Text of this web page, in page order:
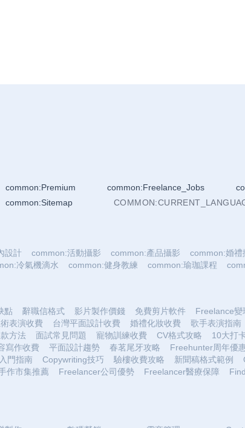
common:Premium common:Freelance_Jobs
common:Sitemap
設計 common:活動攝影 common:產品攝影 common:婚禮
冷氣機滴水
common:健身教練 common:瑜珈課程
點 辭職信格式 影片製作價錢 免費剪片軟件 Freelance變
表演收費
台灣平面設計收費 婚禮化妝收費 歌手表演指南
方法
面試常見問題 寵物訓練收費 CV格式攻略 10大打
寫作收費
平面設計趨勢 春茗尾牙攻略 Freehunter周年優
門指南
Copywriting技巧 驗樓收費攻略 新聞稿格式範例
作市集推薦
Freelancer公司優勢 Freelancer醫療保障